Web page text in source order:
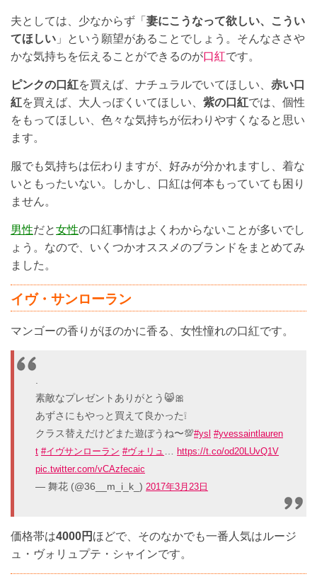
夫としては、少なからず「 妻にこうなって欲しい、こうい
てほしい 」という願望があることでしょう。そんなささや
かな気持ちを伝えることができるのが口紅です。
ピンクの口紅を買えば、ナチュラルでいてほしい、 赤い口
紅を買えば、大人っぽくいてほしい、 紫の口紅では、個性
をもってほしい、色々な気持ちが伝わりやすくなると思い
ます。
服でも気持ちは伝わりますが、好みが分かれますし、着な
いともったいない。しかし、口紅は何本もっていても困り
ません。
男性だと女性の口紅事情はよくわからないことが多いでし
ょう。なので、いくつかオススメのブランドをまとめてみ
ました。
イヴ・サンローラン
マンゴーの香りがほのかに香る、女性憧れの口紅です。
素敵なプレゼントありがとう😸🎀
あずさにもやっと買えて良かった❕
クラス替えだけどまた遊ぼうね〜💯#ysl #yvessaintlauren
t #イヴサンローラン #ヴォリュ
https://t.co/od20LUvQ1V
pic.twitter.com/vCAzfecaic
— 舞花 (@36__m_i_k_) 2017年3月23日
価格帯は4000円 ほどで、そのなかでも一番人気はルージ
ュ・ヴォリュプテ・シャインです。